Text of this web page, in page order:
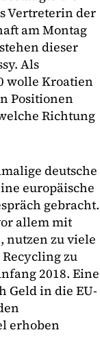
Vertreterin der
am Montag
dieser
Als
wolle Kroatien
Positionen
Richtung
deutsche
europäische
gebracht.
allem mit
nutzen zu viele
zu
2018. Eine
Geld in die EU-
erhoben